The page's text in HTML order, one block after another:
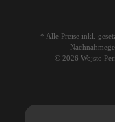
* Alle Preise inkl.
© 2026 Wojsto